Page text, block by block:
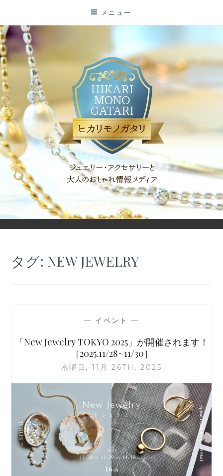
テ
ン
ツ
に
ス
キ
ッ
プ
メニュー
「ヒカリモノガタリ」は、ジュエリー・アクセサリーを愛し、コ
ーディネイトを楽しむ大人世代のためのWEBメディアです。 お
役立ち情報やコラムで大人のおしゃれを応援します。
タグ: NEW JEWELRY
— イベント —
「New Jewelry TOKYO 2025」が開催されます！
［2025.11/28~11/30］
水曜日, 11月 26TH, 2025